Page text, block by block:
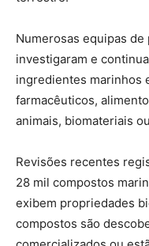
Numerosas equipas
investigaram e
ingredientes marinhos
farmacêuticos,
animais, biomateriais
Revisões recentes
28 mil compostos
exibem propriedades
compostos são